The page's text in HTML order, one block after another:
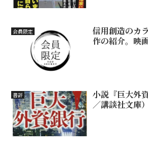
会員限定
信用創造のカ
作の紹介。映
書評
小説『巨大外
／講談社文庫